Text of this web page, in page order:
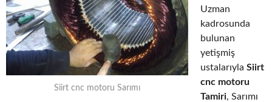
Siirt cnc motoru Sarımı
Uzman
kadrosunda
bulunan
yetişmiş
ustalarıyla Siirt
cnc motoru
Tamiri, Sarımı